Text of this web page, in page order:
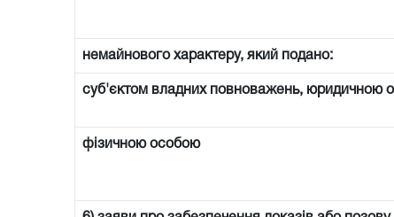
немайнового характеру, який подано:
суб'єктом владних повноважень, юридичною
фізичною особою